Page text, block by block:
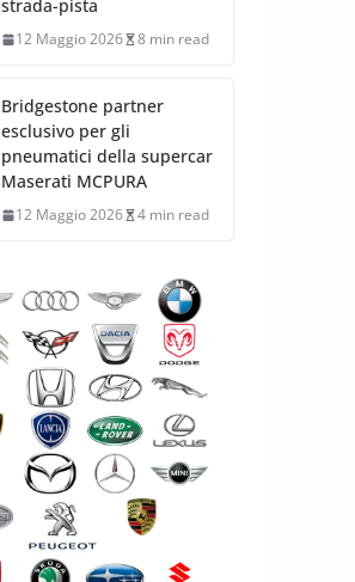
strada-pista
12 Maggio 2026 8 min read
Bridgestone partner
esclusivo per gli
pneumatici della supercar
Maserati MCPURA
12 Maggio 2026 4 min read